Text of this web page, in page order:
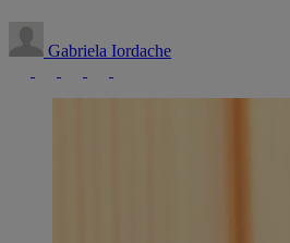
Gabriela Iordache